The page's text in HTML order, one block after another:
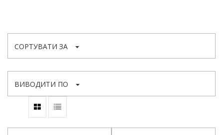
СОРТУВАТИ ЗА
ВИВОДИТИ ПО